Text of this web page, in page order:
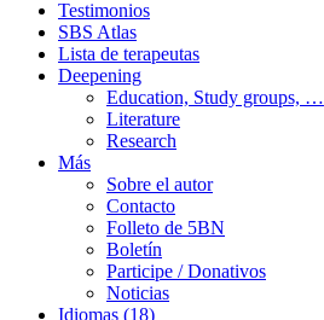
Testimonios
SBS Atlas
Lista de terapeutas
Deepening
Education, Study groups, …
Literature
Research
Más
Sobre el autor
Contacto
Folleto de 5BN
Boletín
Participe / Donativos
Noticias
Idiomas (18)